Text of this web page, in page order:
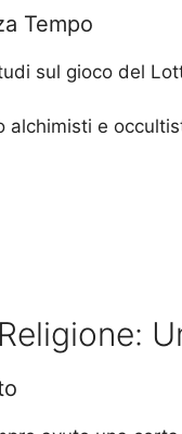
Tempo
sul gioco del
alchimisti e